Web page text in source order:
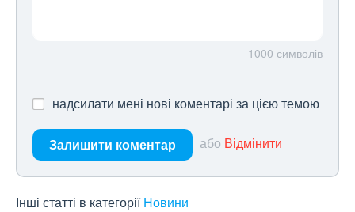
1000 символів
надсилати мені нові коментарі за цією темою
Залишити коментар або Відмінити
Інші статті в категорії Новини